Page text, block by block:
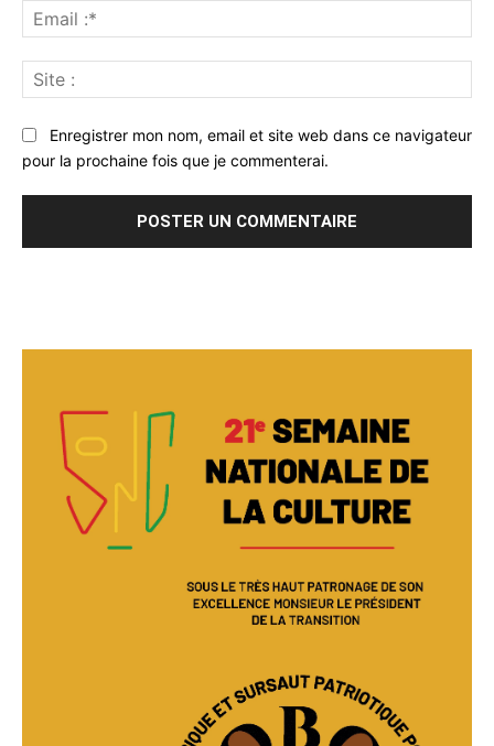
:*
:
Enregistrer mon nom, email et site web dans ce navigateur
pour la prochaine fois que je commenterai.